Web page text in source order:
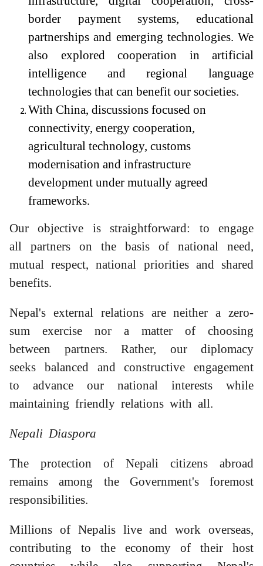
border payment systems, educational
partnerships and emerging technologies. We
also explored cooperation in artificial
intelligence and regional language
technologies that can benefit our societies.
With China, discussions focused on
connectivity, energy cooperation,
agricultural technology, customs
modernisation and infrastructure
development under mutually agreed
frameworks.
Our objective is straightforward: to engage
all partners on the basis of national need,
mutual respect, national priorities and shared
benefits.
Nepal's external relations are neither a zero-
sum exercise nor a matter of choosing
between partners. Rather, our diplomacy
seeks balanced and constructive engagement
to advance our national interests while
maintaining friendly relations with all.
Nepali Diaspora
The protection of Nepali citizens abroad
remains among the Government's foremost
responsibilities.
Millions of Nepalis live and work overseas,
contributing to the economy of their host